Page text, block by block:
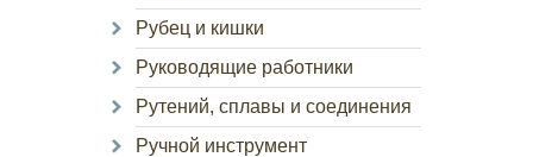
Рубец и кишки
Руководящие работники
Рутений, сплавы и соединения
Ручной инструмент